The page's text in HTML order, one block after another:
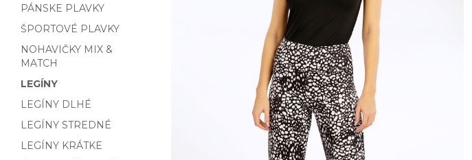
PÁNSKE PLAVKY
ŠPORTOVÉ PLAVKY
NOHAVIČKY MIX &
MATCH
LEGÍNY
LEGÍNY DLHÉ
LEGÍNY STREDNÉ
LEGÍNY KRÁTKE